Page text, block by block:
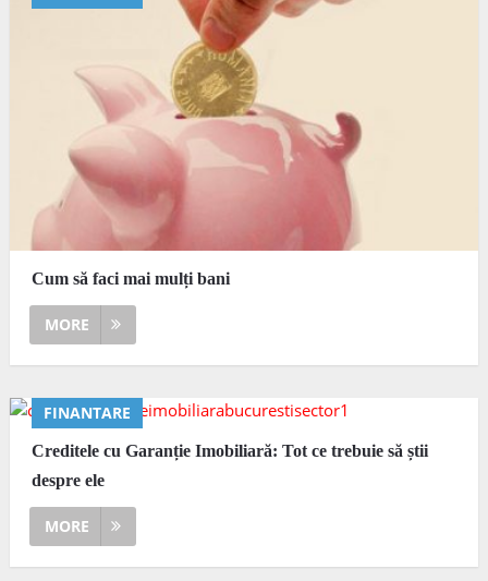
Cum să faci mai mulți bani
MORE
FINANTARE
Creditele cu Garanție Imobiliară: Tot ce trebuie să știi
despre ele
MORE